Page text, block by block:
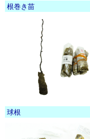
根巻き苗
球根